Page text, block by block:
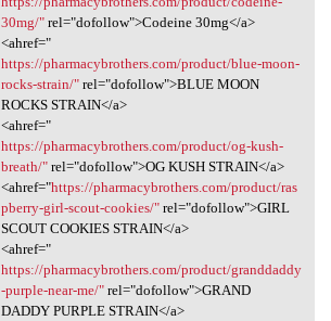
30mg/"rel="dofollow">Codeine 30mg</a>
<ahref="
https://pharmacybrothers.com/product/blue-moon-
rocks-strain/"rel="dofollow">BLUE MOON
ROCKS STRAIN</a>
<ahref="
https://pharmacybrothers.com/product/og-kush-
breath/"rel="dofollow">OG KUSH STRAIN</a>
<ahref="https://pharmacybrothers.com/product/ras
pberry-girl-scout-cookies/"rel="dofollow">GIRL
SCOUT COOKIES STRAIN</a>
<ahref="
https://pharmacybrothers.com/product/granddaddy
-purple-near-me/"rel="dofollow">GRAND
DADDY PURPLE STRAIN</a>